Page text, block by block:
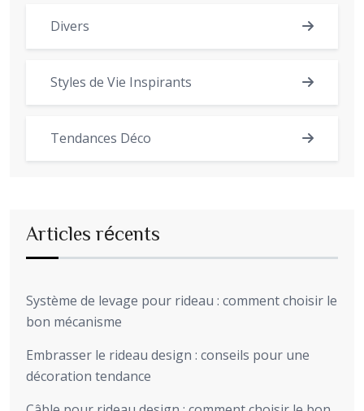
Divers
Styles de Vie Inspirants
Tendances Déco
Articles récents
Système de levage pour rideau : comment choisir le
bon mécanisme
Embrasser le rideau design : conseils pour une
décoration tendance